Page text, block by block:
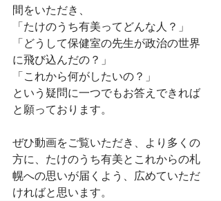
間をいただき、
「たけのうち有美ってどんな人？」
「どうして保健室の先生が政治の世界
に飛び込んだの？」
「これから何がしたいの？」
という疑問に一つでもお答えできれば
と願っております。
ぜひ動画をご覧いただき、より多くの
方に、たけのうち有美とこれからの札
幌への思いが届くよう、広めていただ
ければと思います。